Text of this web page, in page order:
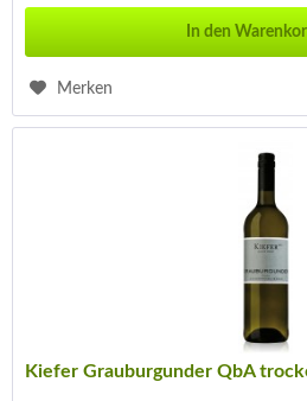
In den
Merken
Kiefer Grauburgunder QbA